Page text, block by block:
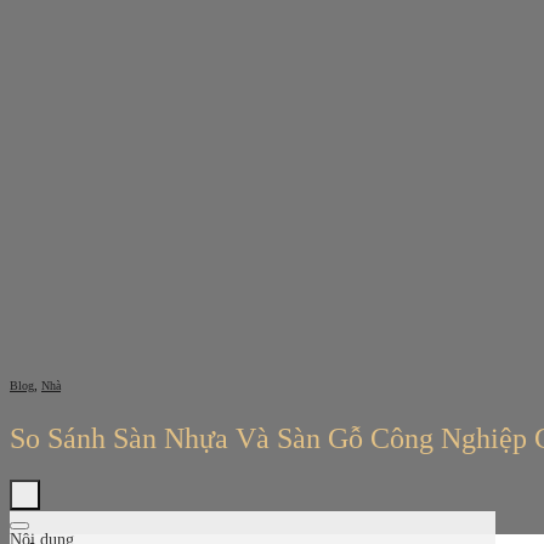
Blog Nhà
So Sánh Sàn Nhựa Và Sàn Gỗ Công Nghiệp
Nội dung